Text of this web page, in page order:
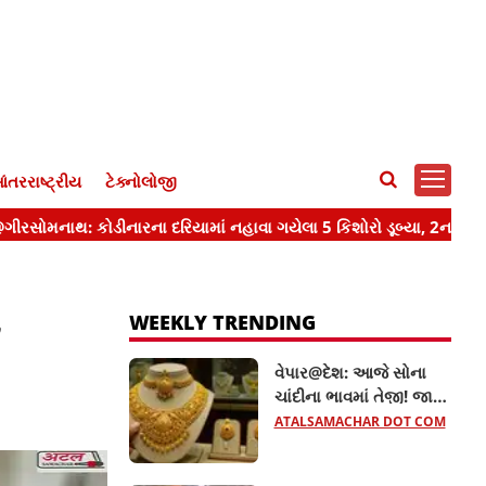
ટેક્નોલોજી
WEEKLY TRENDING
વેપાર@દેશ: આજે સોના
ચાંદીના ભાવમાં તેજી! જાણો
22 અને 24 કેરેટ સોનાનો
ATALSAMACHAR DOT COM